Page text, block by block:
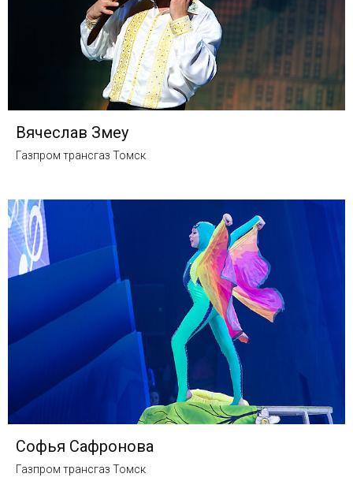
Вячеслав Змеу
Газпром трансгаз Томск
Софья Сафронова
Газпром трансгаз Томск